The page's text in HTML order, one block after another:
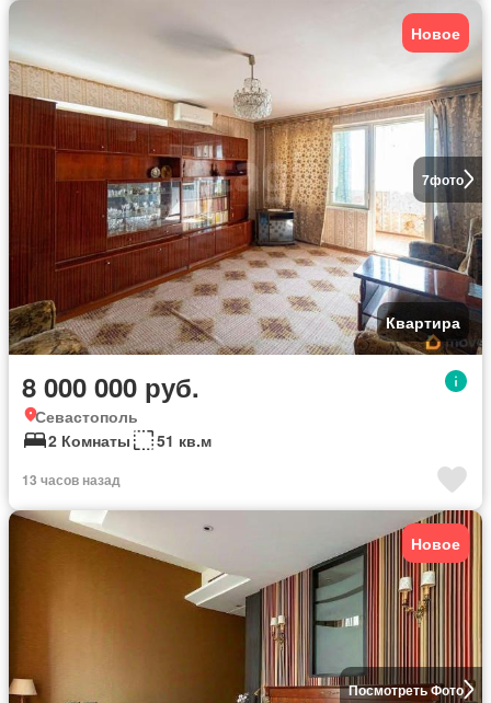
7фото
Новое
Квартира
8 000 000 руб.
Севастополь
2 Комнаты
51 кв.м
13 часов назад
Посмотреть Фото
Новое